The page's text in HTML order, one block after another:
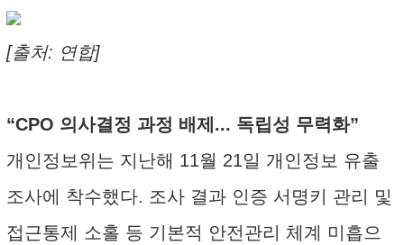
[출처: 연합]
“CPO 의사결정 과정 배제... 독립성 무력화”
개인정보위는 지난해 11월 21일 개인정보 유출
조사에 착수했다. 조사 결과 인증 서명키 관리 및
접근통제 소홀 등 기본적 안전관리 체계 미흡으